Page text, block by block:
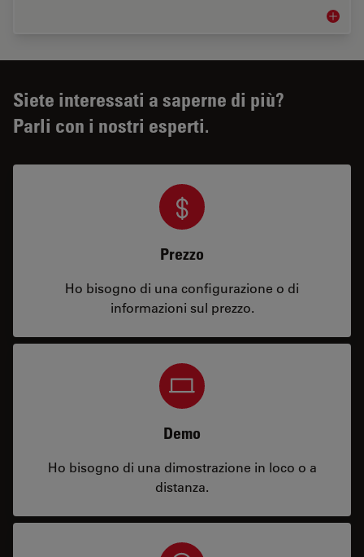
Siete interessati a saperne di più?
Parli con i nostri esperti.
Prezzo
Ho bisogno di una configurazione o di
informazioni sul prezzo.
Demo
Ho bisogno di una dimostrazione in loco o a
distanza.